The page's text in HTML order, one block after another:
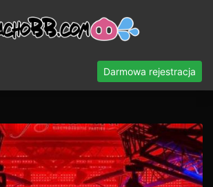
Darmowa rejestracja